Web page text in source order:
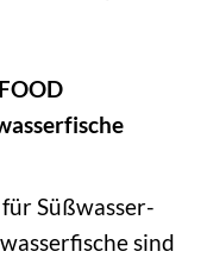
Süßwasser-
sind